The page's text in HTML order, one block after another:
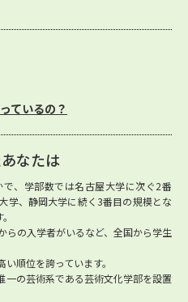
ているの？
なたは
、学部数では名古屋大学に次ぐ2番
学、静岡大学に続く3番目の規模とな
らの入学者がいるなど、全国から学生
順位を誇っています。
一の芸術系である芸術文化学部を設置